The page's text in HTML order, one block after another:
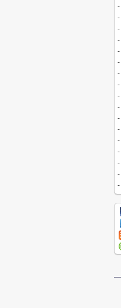
-
-
-
-
-
-
-
-
-
-
-
-
-
-
-
-
-